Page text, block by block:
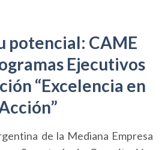
potencial: CAME
Ejecutivos
“Excelencia en
de la Mediana Empresa